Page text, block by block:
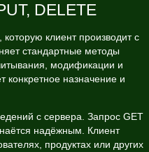
DELETE
клиент производит с
стандартные методы
модификации и
конкретное назначение и
с сервера. Запрос GET
надёжным. Клиент
продуктах или других